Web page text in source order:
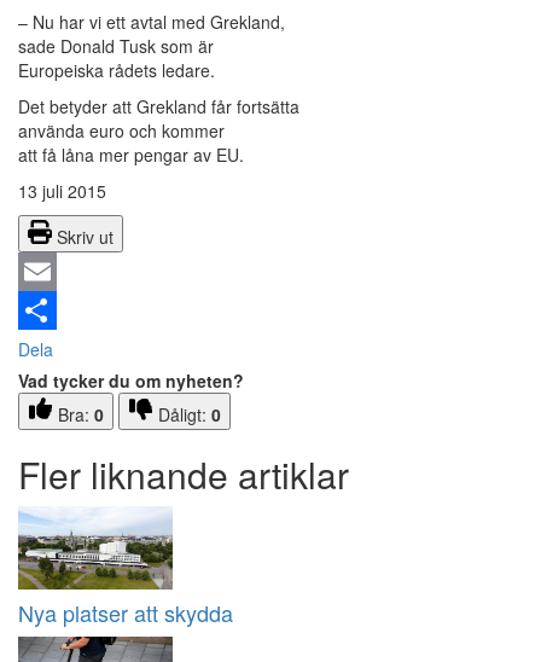
– Nu har vi ett avtal med Grekland,
sade Donald Tusk som är
Europeiska rådets ledare.
Det betyder att Grekland får fortsätta
använda euro och kommer
att få låna mer pengar av EU.
13 juli 2015
Skriv ut
Email
Dela
Vad tycker du om nyheten?
Bra: 0 Dåligt: 0
Fler liknande artiklar
Nya platser att skydda